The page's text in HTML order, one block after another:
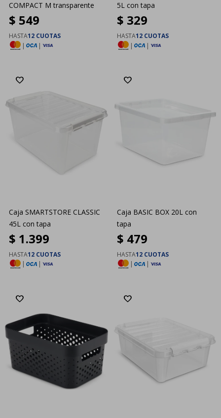
COMPACT M transparente
$ 549
HASTA12 CUOTAS
|
|
5L con tapa
$ 329
HASTA12 CUOTAS
|
|
Caja SMARTSTORE CLASSIC
45L con tapa
$ 1.399
HASTA12 CUOTAS
|
|
Caja BASIC BOX 20L con
tapa
$ 479
HASTA12 CUOTAS
|
|